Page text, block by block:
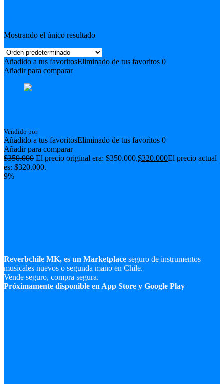
Mostrando el único resultado
Añadido a tus favoritosEliminado de tus favoritos 0
Añadir para comparar
Vendido por
Añadido a tus favoritosEliminado de tus favoritos 0
Añadir para comparar
$350.000 El precio original era: $350.000.$320.000El precio actual
es: $320.000.
9%
Reverbchile MK, es un Marketplace seguro de instrumentos
musicales nuevos o segunda mano en Chile.
Vende seguro, compra segura.
Próximamente disponible en App Store y Google Play